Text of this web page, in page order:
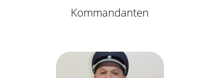
Kommandanten